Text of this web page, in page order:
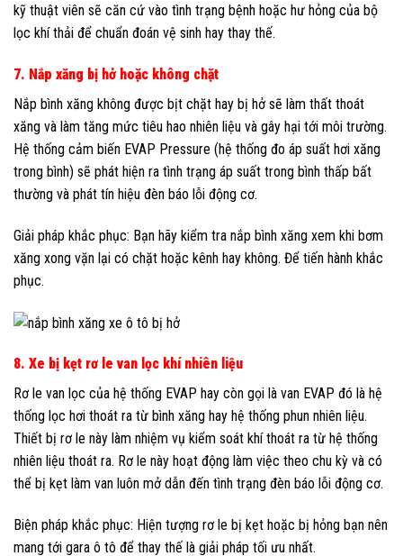
kỹ thuật viên sẽ căn cứ vào tình trạng bệnh hoặc hư hỏng của bộ
lọc khí thải để chuẩn đoán vệ sinh hay thay thế.
7. Nắp xăng bị hở hoặc không chặt
Nắp bình xăng không được bịt chặt hay bị hở sẽ làm thất thoát
xăng và làm tăng mức tiêu hao nhiên liệu và gây hại tới môi trường.
Hệ thống cảm biến EVAP Pressure (hệ thống đo áp suất hơi xăng
trong bình) sẽ phát hiện ra tình trạng áp suất trong bình thấp bất
thường và phát tín hiệu đèn báo lỗi động cơ.
Giải pháp khắc phục: Bạn hãy kiểm tra nắp bình xăng xem khi bơm
xăng xong vặn lại có chặt hoặc kênh hay không. Để tiến hành khắc
phục.
8. Xe bị kẹt rơ le van lọc khí nhiên liệu
Rơ le van lọc của hệ thống EVAP hay còn gọi là van EVAP đó là hệ
thống lọc hơi thoát ra từ bình xăng hay hệ thống phun nhiên liệu.
Thiết bị rơ le này làm nhiệm vụ kiểm soát khí thoát ra từ hệ thống
nhiên liệu thoát ra. Rơ le này hoạt động làm việc theo chu kỳ và có
thể bị kẹt làm van luôn mở dẫn đến tình trạng đèn báo lỗi động cơ.
Biện pháp khắc phục: Hiện tượng rơ le bị kẹt hoặc bị hỏng bạn nên
mang tới gara ô tô để thay thế là giải pháp tối ưu nhất.